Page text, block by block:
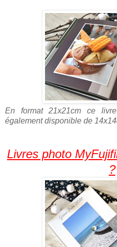
En format 21x21cm ce
également disponible de
Livres photo
?